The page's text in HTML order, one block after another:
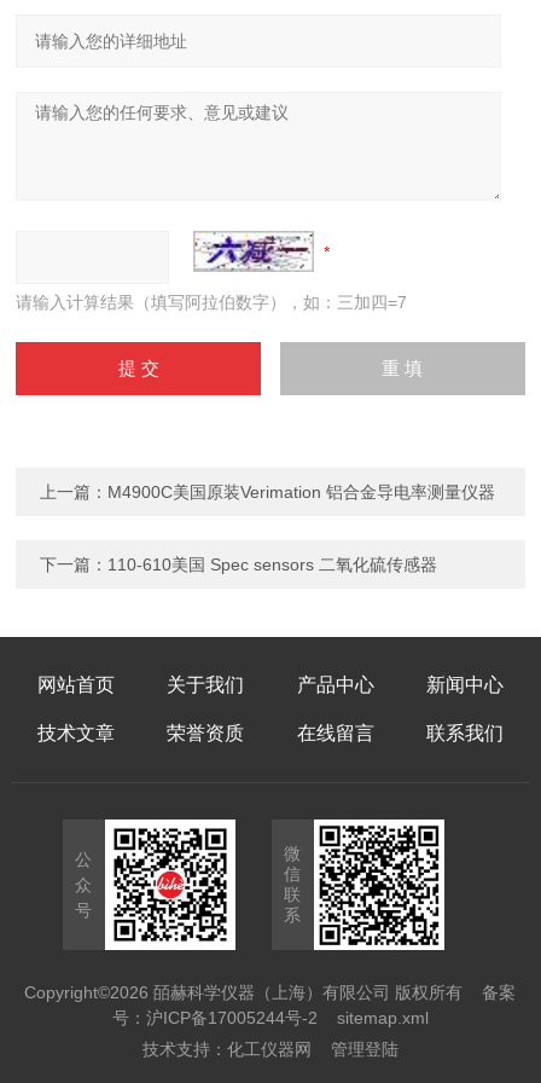
请输入计算结果（填写阿拉伯数字），如：三加四=7
上一篇： M4900C美国原装Verimation 铝合金导电率测量仪器
下一篇： 110-610美国 Spec sensors 二氧化硫传感器
网站首页 关于我们 产品中心 新闻中心
技术文章 荣誉资质 在线留言 联系我们
公
众
号
微
信
联
系
Copyright©2026 皕赫科学仪器（上海）有限公司 版权所有备案
号：沪ICP备17005244号-2
sitemap.xml
技术支持： 化工仪器网 管理登陆